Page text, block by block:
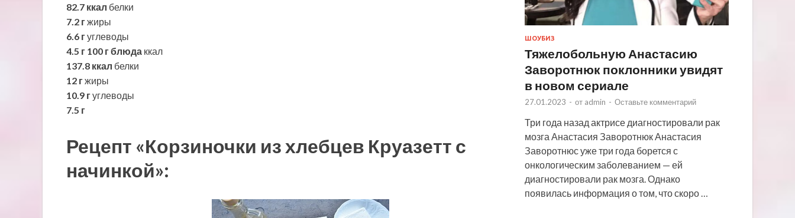
82.7 ккал белки
7.2 гжиры
6.6 гуглеводы
4.5 г 100 г блюда ккал
137.8 ккал белки
12 гжиры
10.9 гуглеводы
7.5 г
Рецепт «Корзиночки из хлебцев Круазетт с
начинкой»:
ШОУБИЗ
Тяжелобольную Анастасию
Заворотнюк поклонники увидят
в новом сериале
27.01.2023 - от admin - Оставьте комментарий
Три года назад актрисе диагностировали рак
мозга Анастасия Заворотнюк Анастасия
Заворотнюс уже три года борется с
онкологическим заболеванием — ей
диагностировали рак мозга. Однако
появилась информация о том, что скоро …